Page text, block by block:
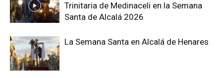
Trinitaria de Medinaceli en la Semana
Santa de Alcalá 2026
La Semana Santa en Alcalá de Henares